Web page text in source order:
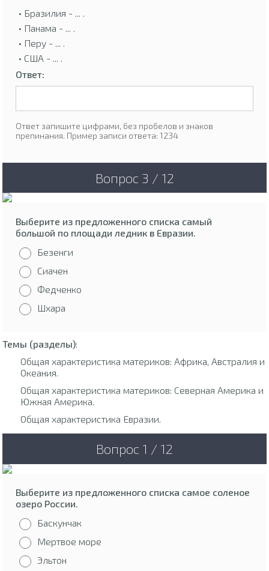
• Бразилия - ... .
• Панама - ... .
• Перу - ... .
• США - ... .
Ответ:
Ответ запишите цифрами, без пробелов и знаков
препинания. Пример записи ответа: 1234
Вопрос 3 / 12
Выберите из предложенного списка самый
большой по площади ледник в Евразии.
Безенги
Сиачен
Федченко
Шхара
Темы (разделы):
Общая характеристика материков: Африка, Австралия и
Океания.
Общая характеристика материков: Северная Америка и
Южная Америка.
Общая характеристика Евразии.
Вопрос 1 / 12
Выберите из предложенного списка самое соленое
озеро России.
Баскунчак
Мертвое море
Эльтон